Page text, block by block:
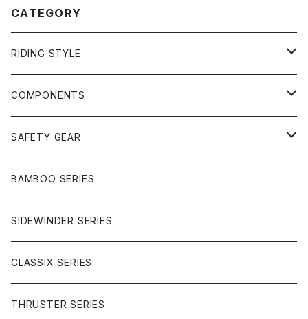
CATEGORY
RIDING STYLE
FREERIDE
SURF
CARVING
CRUISER
PARK
COMPONENTS
GULLWING TRUCKS
CHARGER
REVERSE SINGLE
WHEELS
NINEBALLS
RACE FORMULA
HARDWARE
SAFETY GEAR
GLOVES
BAMBOO SERIES
SIDEWINDER SERIES
CLASSIX SERIES
THRUSTER SERIES